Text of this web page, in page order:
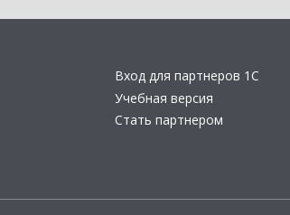
Вход для партнеров 1С
Учебная версия
Стать партнером